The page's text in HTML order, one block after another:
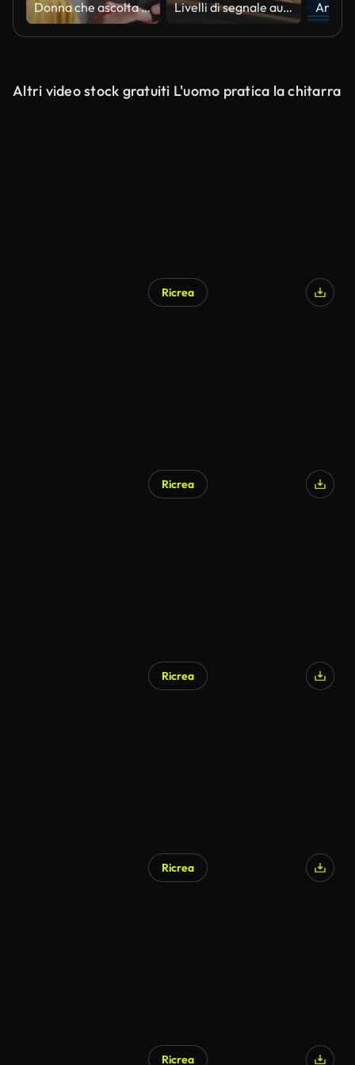
Donna che ascolta musica Livelli di segnale audio che monitora la console audio sul classico amplificatore sonoro. Indicatore di segnale analogico ravvicinato con freccia
Altri video stock gratuiti L'uomo pratica la chitarra
Ricrea
Ricrea
Ricrea
Ricrea
Ricrea